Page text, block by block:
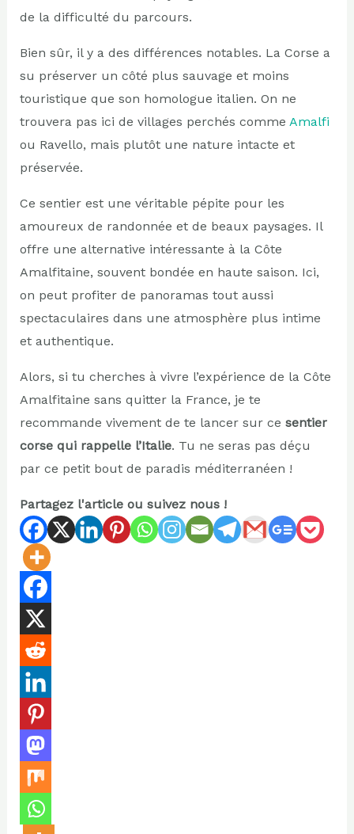
de la difficulté du parcours.
Bien sûr, il y a des différences notables. La Corse a
su préserver un côté plus sauvage et moins
touristique que son homologue italien. On ne
trouvera pas ici de villages perchés comme Amalfi
ou Ravello, mais plutôt une nature intacte et
préservée.
Ce sentier est une véritable pépite pour les
amoureux de randonnée et de beaux paysages. Il
offre une alternative intéressante à la Côte
Amalfitaine, souvent bondée en haute saison. Ici,
on peut profiter de panoramas tout aussi
spectaculaires dans une atmosphère plus intime
et authentique.
Alors, si tu cherches à vivre l’expérience de la Côte
Amalfitaine sans quitter la France, je te
recommande vivement de te lancer sur ce sentier
corse qui rappelle l’Italie. Tu ne seras pas déçu
par ce petit bout de paradis méditerranéen !
Partagez l'article ou suivez nous !